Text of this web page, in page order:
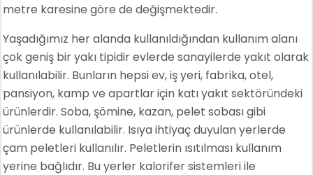
metre karesine göre de değişmektedir.
Yaşadığımız her alanda kullanıldığından kullanım alanı
çok geniş bir yakı tipidir evlerde sanayilerde yakıt olarak
kullanılabilir. Bunların hepsi ev, iş yeri, fabrika, otel,
pansiyon, kamp ve apartlar için katı yakıt sektöründeki
ürünlerdir. Soba, şömine, kazan, pelet sobası gibi
ürünlerde kullanılabilir. Isıya ihtiyaç duyulan yerlerde
çam peletleri kullanılır. Peletlerin ısıtılması kullanım
yerine bağlıdır. Bu yerler kalorifer sistemleri ile